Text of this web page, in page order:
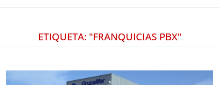
ETIQUETA: "FRANQUICIAS PBX"